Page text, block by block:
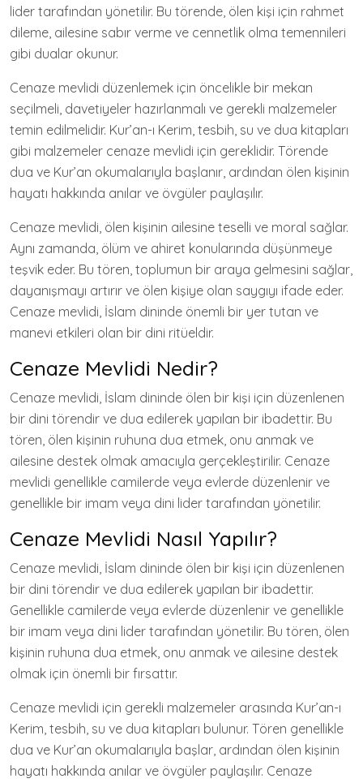
lider tarafından yönetilir. Bu törende, ölen kişi için rahmet
dileme, ailesine sabır verme ve cennetlik olma temennileri
gibi dualar okunur.
Cenaze mevlidi düzenlemek için öncelikle bir mekan
seçilmeli, davetiyeler hazırlanmalı ve gerekli malzemeler
temin edilmelidir. Kur’an-ı Kerim, tesbih, su ve dua kitapları
gibi malzemeler cenaze mevlidi için gereklidir. Törende
dua ve Kur’an okumalarıyla başlanır, ardından ölen kişinin
hayatı hakkında anılar ve övgüler paylaşılır.
Cenaze mevlidi, ölen kişinin ailesine teselli ve moral sağlar.
Aynı zamanda, ölüm ve ahiret konularında düşünmeye
teşvik eder. Bu tören, toplumun bir araya gelmesini sağlar,
dayanışmayı artırır ve ölen kişiye olan saygıyı ifade eder.
Cenaze mevlidi, İslam dininde önemli bir yer tutan ve
manevi etkileri olan bir dini ritüeldir.
Cenaze Mevlidi Nedir?
Cenaze mevlidi, İslam dininde ölen bir kişi için düzenlenen
bir dini törendir ve dua edilerek yapılan bir ibadettir. Bu
tören, ölen kişinin ruhuna dua etmek, onu anmak ve
ailesine destek olmak amacıyla gerçekleştirilir. Cenaze
mevlidi genellikle camilerde veya evlerde düzenlenir ve
genellikle bir imam veya dini lider tarafından yönetilir.
Cenaze Mevlidi Nasıl Yapılır?
Cenaze mevlidi, İslam dininde ölen bir kişi için düzenlenen
bir dini törendir ve dua edilerek yapılan bir ibadettir.
Genellikle camilerde veya evlerde düzenlenir ve genellikle
bir imam veya dini lider tarafından yönetilir. Bu tören, ölen
kişinin ruhuna dua etmek, onu anmak ve ailesine destek
olmak için önemli bir fırsattır.
Cenaze mevlidi için gerekli malzemeler arasında Kur’an-ı
Kerim, tesbih, su ve dua kitapları bulunur. Tören genellikle
dua ve Kur’an okumalarıyla başlar, ardından ölen kişinin
hayatı hakkında anılar ve övgüler paylaşılır. Cenaze